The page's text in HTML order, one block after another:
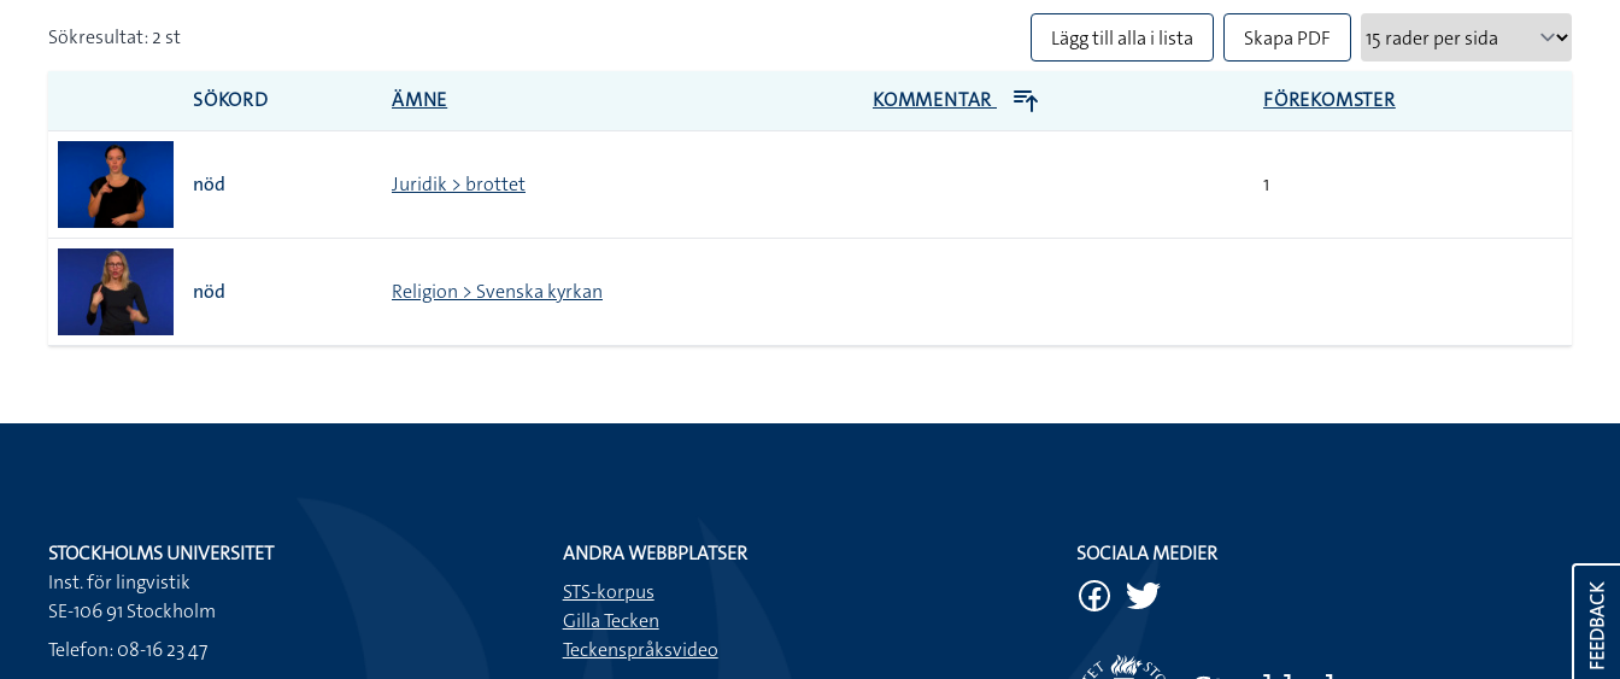
Sökresultat: 2 st Lägg till alla i lista Skapa PDF
SÖKORD ÄMNE KOMMENTAR FÖREKOMSTER
nöd Juridik > brottet 1
nöd Religion > Svenska kyrkan
FEEDBACK
STOCKHOLMS UNIVERSITET
Inst. för lingvistik
SE-106 91 Stockholm
Telefon: 08-16 23 47
ANDRA WEBBPLATSER
STS-korpus
Gilla Tecken
Teckenspråksvideo
SOCIALA MEDIER